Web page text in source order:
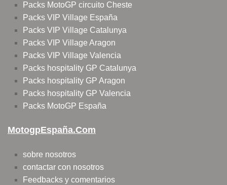
Packs MotoGP circuito Cheste
Packs VIP Village España
Packs VIP Village Catalunya
Packs VIP Village Aragon
Packs VIP Village Valencia
Packs hospitality GP Catalunya
Packs hospitality GP Aragon
Packs hospitality GP Valencia
Packs MotoGP España
MotogpEspaña.com
sobre nosotros
contactar con nosotros
Feedbacks y comentarios